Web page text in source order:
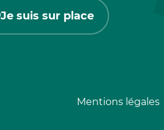
Je suis sur place
Mentions légales